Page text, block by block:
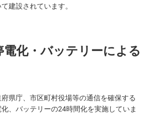
建設されています。
電化・バッテリーによる
県庁、市区町村役場等の通信を確保する
、バッテリーの24時間化を実施していま